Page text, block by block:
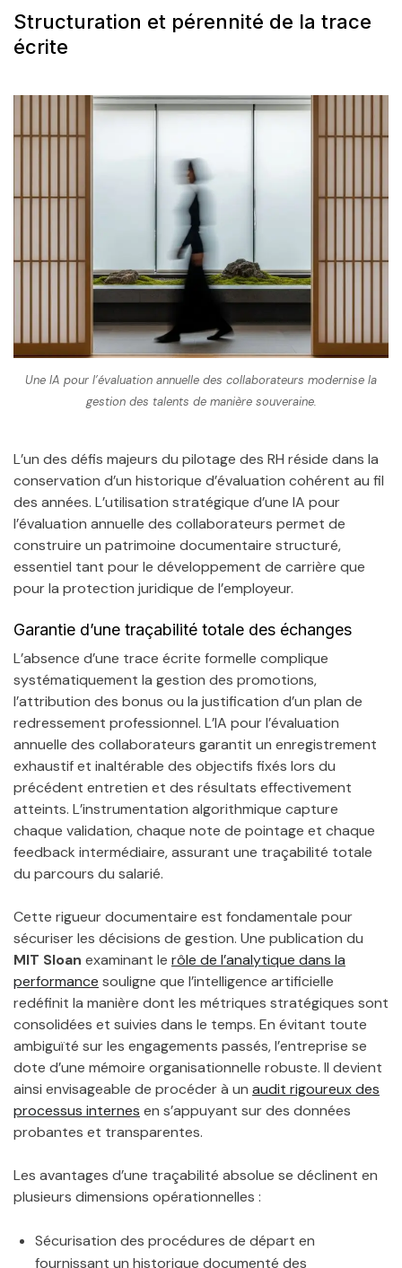
Structuration et pérennité de la trace
écrite
Une IA pour l’évaluation annuelle des collaborateurs modernise la
gestion des talents de manière souveraine.
L’un des défis majeurs du pilotage des RH réside dans la
conservation d’un historique d’évaluation cohérent au fil
des années. L’utilisation stratégique d’une IA pour
l’évaluation annuelle des collaborateurs permet de
construire un patrimoine documentaire structuré,
essentiel tant pour le développement de carrière que
pour la protection juridique de l’employeur.
Garantie d’une traçabilité totale des échanges
L’absence d’une trace écrite formelle complique
systématiquement la gestion des promotions,
l’attribution des bonus ou la justification d’un plan de
redressement professionnel. L’IA pour l’évaluation
annuelle des collaborateurs garantit un enregistrement
exhaustif et inaltérable des objectifs fixés lors du
précédent entretien et des résultats effectivement
atteints. L’instrumentation algorithmique capture
chaque validation, chaque note de pointage et chaque
feedback intermédiaire, assurant une traçabilité totale
du parcours du salarié.
Cette rigueur documentaire est fondamentale pour
sécuriser les décisions de gestion. Une publication du
MIT Sloan examinant le rôle de l’analytique dans la
performance souligne que l’intelligence artificielle
redéfinit la manière dont les métriques stratégiques sont
consolidées et suivies dans le temps. En évitant toute
ambiguïté sur les engagements passés, l’entreprise se
dote d’une mémoire organisationnelle robuste. Il devient
ainsi envisageable de procéder à un audit rigoureux des
processus internes en s’appuyant sur des données
probantes et transparentes.
Les avantages d’une traçabilité absolue se déclinent en
plusieurs dimensions opérationnelles :
Sécurisation des procédures de départ en
fournissant un historique documenté des